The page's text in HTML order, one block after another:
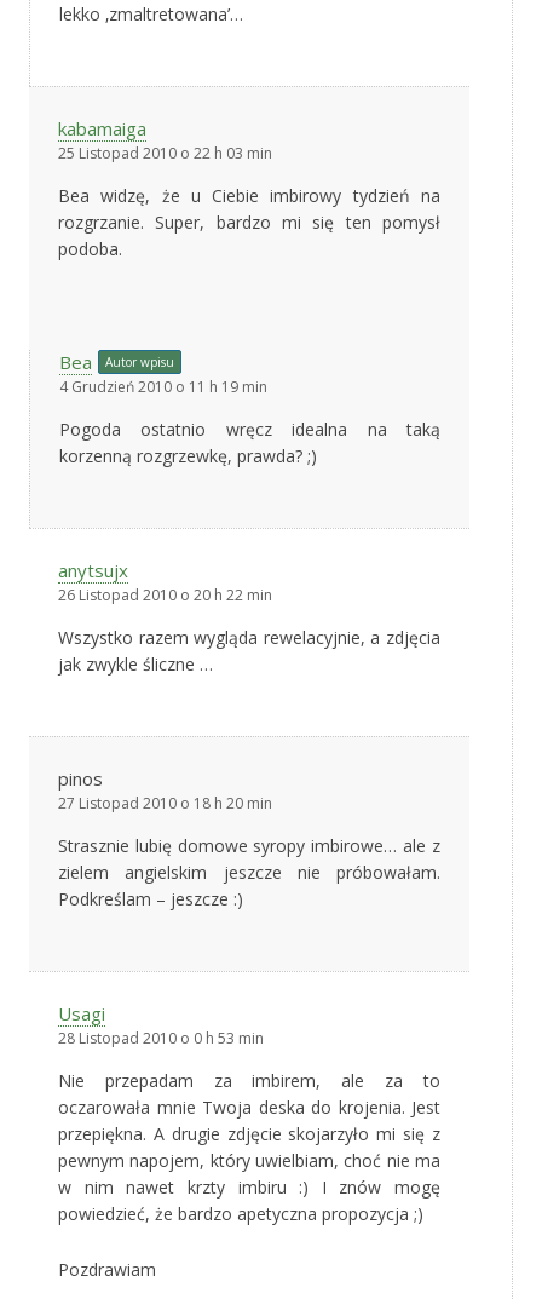
lekko ‚zmaltretowana’…
kabamaiga
25 Listopad 2010 o 22 h 03 min
Bea widzę, że u Ciebie imbirowy tydzień na
rozgrzanie. Super, bardzo mi się ten pomysł
podoba.
Bea Autor wpisu
4 Grudzień 2010 o 11 h 19 min
Pogoda ostatnio wręcz idealna na taką
korzenną rozgrzewkę, prawda? ;)
anytsujx
26 Listopad 2010 o 20 h 22 min
Wszystko razem wygląda rewelacyjnie, a zdjęcia
jak zwykle śliczne …
pinos
27 Listopad 2010 o 18 h 20 min
Strasznie lubię domowe syropy imbirowe… ale z
zielem angielskim jeszcze nie próbowałam.
Podkreślam – jeszcze :)
Usagi
28 Listopad 2010 o 0 h 53 min
Nie przepadam za imbirem, ale za to
oczarowała mnie Twoja deska do krojenia. Jest
przepiękna. A drugie zdjęcie skojarzyło mi się z
pewnym napojem, który uwielbiam, choć nie ma
w nim nawet krzty imbiru :) I znów mogę
powiedzieć, że bardzo apetyczna propozycja ;)
Pozdrawiam